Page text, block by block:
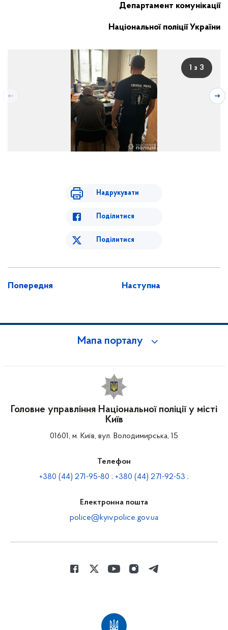
Департамент комунікації
Національної поліції України
1 з 3
Надрукувати
Поділитися
Поділитися
Попередня Наступна
Мапа порталу
Головне управління Національної поліції у місті
Київ
01601, м. Київ, вул. Володимирська, 15
Телефон
+380 (44) 271-95-80 ; +380 (44) 271-92-53 ;
Електронна пошта
police@kyiv.police.gov.ua